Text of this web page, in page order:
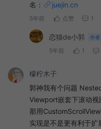
名：
juejin.cn
5年前 点赞 1
恋猫de小郭 作者
5年前 1
檬柠木子
郭神我有个问题
Viewport嵌套下滚动视
那用
实现是不是更有利于